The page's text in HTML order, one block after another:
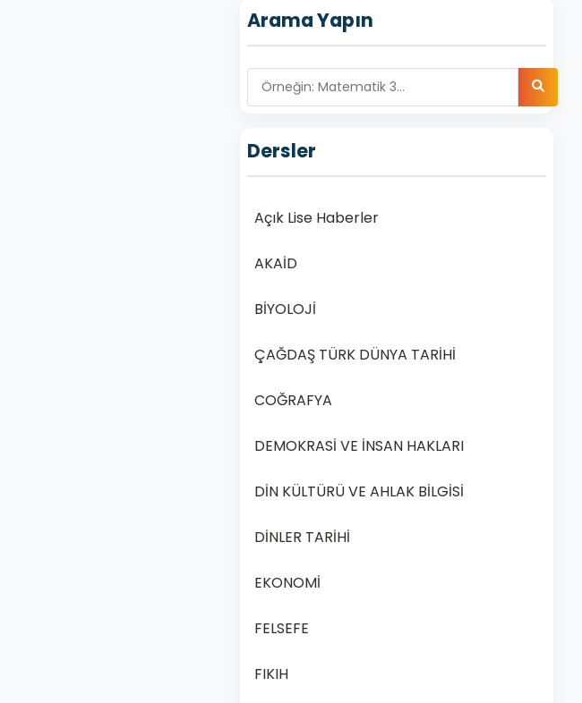
Arama Yapın
Dersler
Açık Lise Haberler
AKAİD
BİYOLOJİ
ÇAĞDAŞ TÜRK DÜNYA TARİHİ
COĞRAFYA
DEMOKRASİ VE İNSAN HAKLARI
DİN KÜLTÜRÜ VE AHLAK BİLGİSİ
DİNLER TARİHİ
EKONOMİ
FELSEFE
FIKIH